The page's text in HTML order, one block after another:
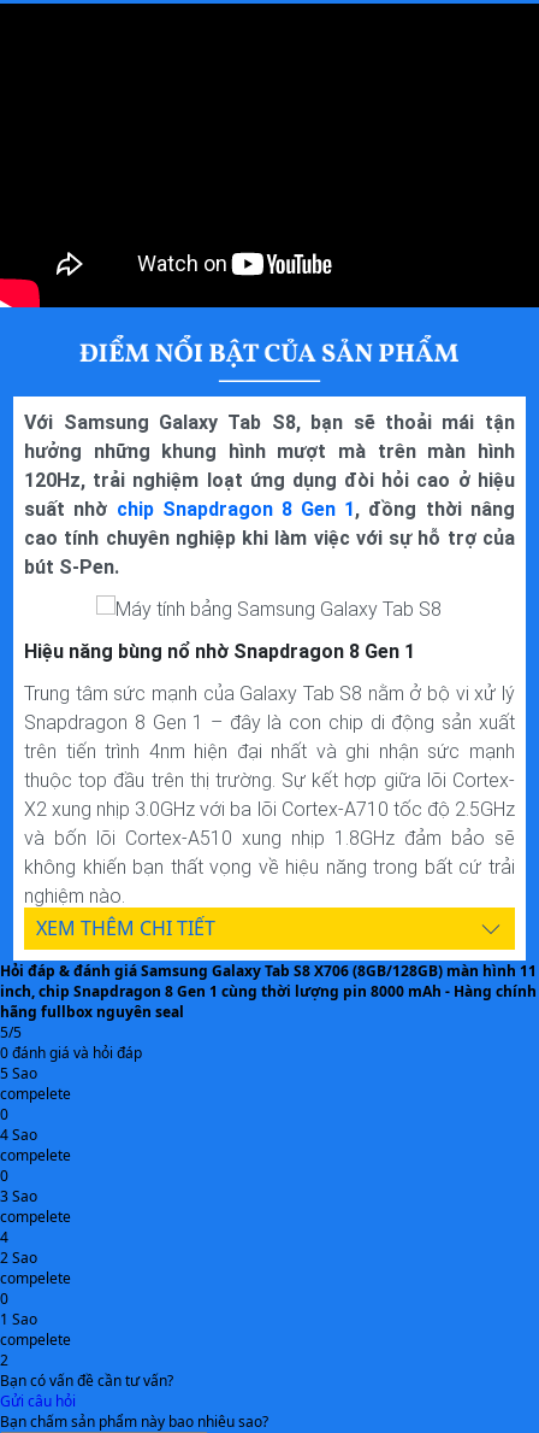
Cảm biến ánh sáng
Bút cảm ứng
MẠNG KẾT NỐI 4G và 5G
HỆ ĐIỀU HÀNH Android 12
KÍCH THƯỚC & TRỌNG
LƯỢNG
Kích thước: 253.8 x 165.3 x 6.3 mm
Trọng lượng sản phẩm: 500 g
KẾT NỐI Type C
CÔNG NGHỆ NỔI BẬT Sạc nhanh 45 W
TÍNH NĂNG
Thông số kỹ thuật trên được tham khảo từ Website chính
hãng
Với Samsung Galaxy Tab S8, bạn sẽ thoải mái tận
hưởng những khung hình mượt mà trên màn hình
120Hz, trải nghiệm loạt ứng dụng đòi hỏi cao ở hiệu
suất nhờ chip Snapdragon 8 Gen 1, đồng thời nâng
cao tính chuyên nghiệp khi làm việc với sự hỗ trợ của
bút S-Pen.
Hiệu năng bùng nổ nhờ Snapdragon 8 Gen 1
Trung tâm sức mạnh của Galaxy Tab S8 nằm ở bộ vi xử lý
Snapdragon 8 Gen 1 – đây là con chip di động sản xuất
trên tiến trình 4nm hiện đại nhất và ghi nhận sức mạnh
thuộc top đầu trên thị trường. Sự kết hợp giữa lõi Cortex-
X2 xung nhịp 3.0GHz với ba lõi Cortex-A710 tốc độ 2.5GHz
và bốn lõi Cortex-A510 xung nhịp 1.8GHz đảm bảo sẽ
không khiến bạn thất vọng về hiệu năng trong bất cứ trải
nghiệm nào.
So với thế hệ chip cũ của Qualcomm, Snapdragon 8 Gen 1
ghi nhận mức hiệu suất vượt trội hơn 20%, tiết kiệm năng
lượng hơn 30% và đảm bảo cung ứng được nguồn sức
mạnh lớn mà vẫn không tiêu hao nhiều năng lượng. Bạn sẽ
có trải nghiệm như đang dùng PC khi cầm Galaxy Tab S8
trên tay.
Màn hình 120Hz - tận hưởng khung hình mượt mà
Samsung Galaxy Tab S8 sở hữu màn hình 11 inch, ghi nhận
hình này nằm ở mức tần số quét cao 120Hz – giúp cho
mà hơn. Sản phẩm dễ dàng diễn đạt sự sống động của
video và hỗ trợ đặc biệt tốt khi bạn chơi game và tận
hưởng những nội dung đa phương tiện.
XEM THÊM CHI TIẾT
Hỏi đáp & đánh giá Samsung Galaxy Tab S8 X706 (8GB/128GB) màn hình 11
inch, chip Snapdragon 8 Gen 1 cùng thời lượng pin 8000 mAh - Hàng chính
hãng fullbox nguyên seal
5/5
0 đánh giá và hỏi đáp
5 Sao
compelete
0
4 Sao
compelete
0
3 Sao
compelete
4
2 Sao
compelete
0
1 Sao
compelete
2
Bạn có vấn đề cần tư vấn?
Gửi câu hỏi
Bạn chấm sản phẩm này bao nhiêu sao?